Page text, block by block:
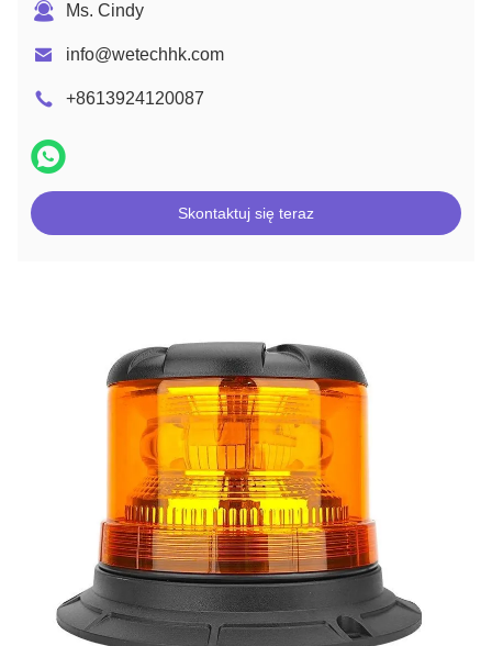
Ms. Cindy
info@wetechhk.com
+8613924120087
Skontaktuj się teraz